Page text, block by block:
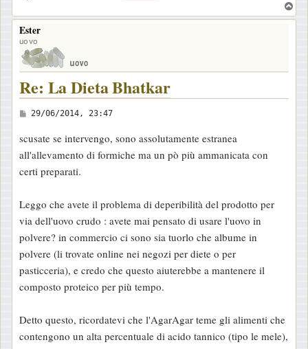
o
Ester
uovo
Re: La Dieta Bhatkar
M
s
s
a
g
i
o
29/06/2014, 23:47
scusate se intervengo, sono assolutamente estranea
all'allevamento di formiche ma un pò più ammanicata con
certi preparati.
Leggo che avete il problema di deperibilità del prodotto per
via dell'uovo crudo : avete mai pensato di usare l'uovo in
polvere? in commercio ci sono sia tuorlo che albume in
polvere (li trovate online nei negozi per diete o per
pasticceria), e credo che questo aiuterebbe a mantenere il
composto proteico per più tempo.
Detto questo, ricordatevi che l'AgarAgar teme gli alimenti che
contengono un alta percentuale di acido tannico (tipo le mele),